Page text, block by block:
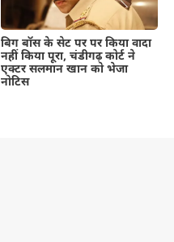
बिग बॉस के सेट पर पर किया वादा
नहीं किया पूरा, चंडीगढ़ कोर्ट ने
एक्टर सलमान खान को भेजा
नोटिस